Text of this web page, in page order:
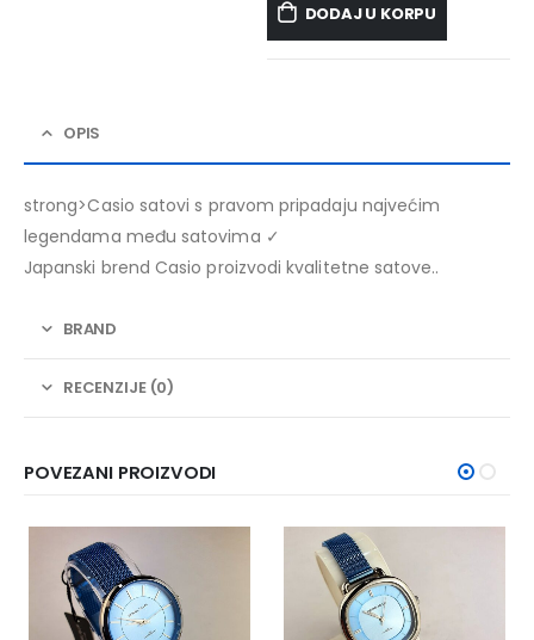
DODAJ U KORPU
OPIS
strong>Casio satovi s pravom pripadaju najvećim
legendama među satovima ✓
Japanski brend Casio proizvodi kvalitetne satove..
BRAND
RECENZIJE (0)
POVEZANI PROIZVODI